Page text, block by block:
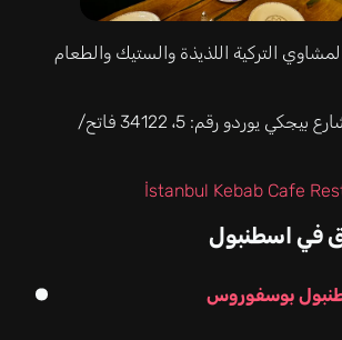
التركية اللذيذة والستيك والطعام
ألمدار، شارع بيجكي يوردو رقم: 5، 34122 فاتح/
İstanbul Kebab Cafe
بوسفوروس